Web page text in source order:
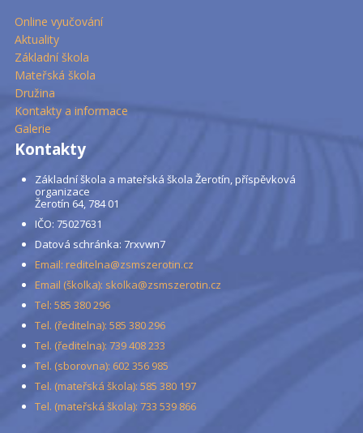
Online vyučování
Aktuality
Základní škola
Mateřská škola
Družina
Kontakty a informace
Galerie
Kontakty
Základní škola a mateřská škola Žerotín, příspěvková
organizace
Žerotín 64, 784 01
IČO: 75027631
Datová schránka: 7rxvwn7
Email: reditelna@zsmszerotin.cz
Email (školka): skolka@zsmszerotin.cz
Tel: 585 380 296
Tel. (ředitelna): 585 380 296
Tel. (ředitelna): 739 408 233
Tel. (sborovna): 602 356 985
Tel. (mateřská škola): 585 380 197
Tel. (mateřská škola): 733 539 866